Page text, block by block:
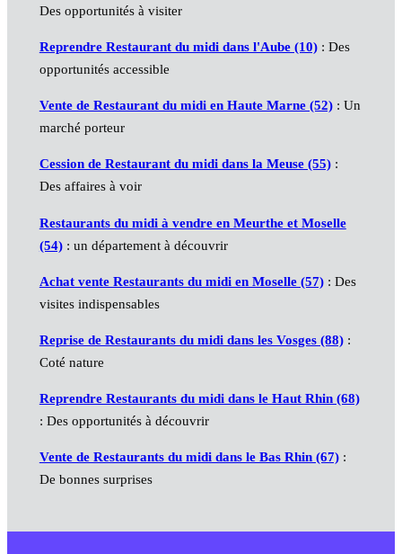
Des opportunités à visiter
Reprendre Restaurant du midi dans l'Aube (10): Des
opportunités accessible
Vente de Restaurant du midi en Haute Marne (52): Un
marché porteur
Cession de Restaurant du midi dans la Meuse (55):
Des affaires à voir
Restaurants du midi à vendre en Meurthe et Moselle
(54): un département à découvrir
Achat vente Restaurants du midi en Moselle (57): Des
visites indispensables
Reprise de Restaurants du midi dans les Vosges (88):
Coté nature
Reprendre Restaurants du midi dans le Haut Rhin (68)
: Des opportunités à découvrir
Vente de Restaurants du midi dans le Bas Rhin (67):
De bonnes surprises